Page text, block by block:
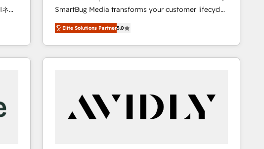
装
ン
・営
SmartBug Media transforms your customer lifecycle
into a revenue engine. Our unified ecosystem
includes specialized divisions Globalia (AI &
Software) and Point Success Media (Paid Media),
making this the official home for all three brands. 🔄
technical development team. - 19 HubSpot-certified
trainers to drive platform adoption. 📈 Revenue
Generation - Full-funnel marketing and high-
Elite Solutions Partner5.0